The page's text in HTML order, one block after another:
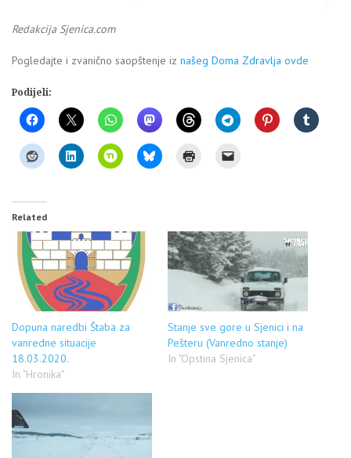
Redakcija Sjenica.com
Pogledajte i zvanično saopštenje iz našeg Doma Zdravlja ovde
Podijeli:
Related
Dopuna naredbi Štaba za
vanredne situacije
18.03.2020.
In "Hronika"
Stanje sve gore u Sjenici i na
Pešteru (Vanredno stanje)
In "Opstina Sjenica"